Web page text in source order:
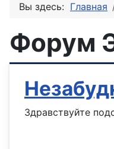
Вы здесь: Главная
Форум
Здравствуйте